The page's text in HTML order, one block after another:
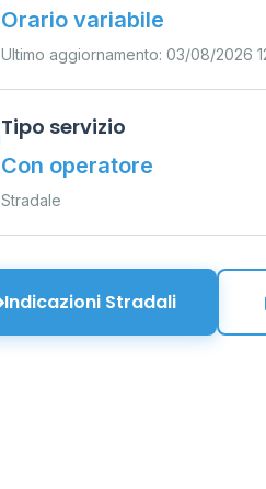
Orario variabile
Ultimo aggiornamento: 03/08/2026
Tipo servizio
Con operatore
Stradale
Indicazioni Stradali